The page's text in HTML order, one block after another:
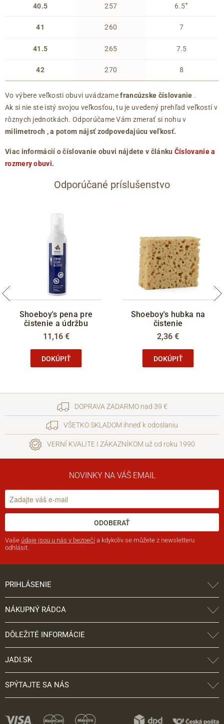
40.5
41
41.5
42
257
260
265
270
6.5+
7
7.5
8
Vo výbere veľkosti obuvi uvádzamefrancúzske číslovanie .
Ak si nie ste istý svojou veľkosťou, tu je uvedený prehľad veľkostí v
rôznych jednotkách. Odporúčame Vám zmerať si nohu v
milimetroch , a potom nájsť zodpovedajúcu veľkosť.
Viac informácií o číslovanie obuvi nájdete v článku Číslovanie a
rozmery obuvi.
Odporúčané príslušenstvo
Shoeboy's pena pre
čistenie a údržbu
11,16 €
DOKÚPIŤ
Shoeboy's hubka na
čistenie
2,36 €
DOKÚPIŤ
DOPRAVA ZADARMO nad 39 €
VŠETKO SKLADOM ihneď k odoslaniu
VERNÍ KVALITE I ZÁKAZNÍKOM už od roku 1990
NOVINKY NA VÁŠ EMAIL
ODOBERAŤ
Vaše údaje jsou u nás v bezpečí a kdykoliv se můžete z newsletteru
odhlásit.
PRIHLÁSENIE
NÁKUPNÝ RÁDCA
DÔLEŽITÉ INFORMÁCIE
JADI.SK
SPÝTAJTE SA NÁS